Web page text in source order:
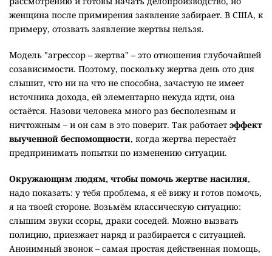
женщина после примирения заявление забирает. В США, к
примеру, отозвать заявление жертвы нельзя.
Модель "агрессор – жертва" – это отношения глубочайшей
созависимости. Поэтому, поскольку жертва день ото дня
слышит, что ни на что не способна, зачастую не имеет
источника дохода, ей элементарно некуда идти, она
остаётся. Назови человека много раз бесполезным и
ничтожным – и он сам в это поверит. Так работает эффект
выученной беспомощности, когда жертва перестаёт
предпринимать попытки по изменению ситуации.
Окружающим людям, чтобы помочь жертве насилия,
надо показать: у тебя проблема, я её вижу и готов помочь,
я на твоей стороне. Возьмём классическую ситуацию:
слышим звуки ссоры, драки соседей. Можно вызвать
полицию, приезжает наряд и разбирается с ситуацией.
Анонимный звонок – самая простая действенная помощь,